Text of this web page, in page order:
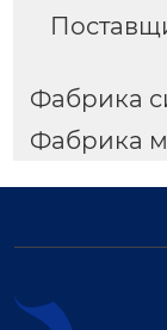
Фабрика
Фабрика